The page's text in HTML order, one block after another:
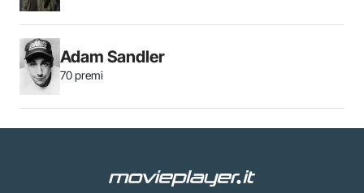
Adam Sandler
70 premi